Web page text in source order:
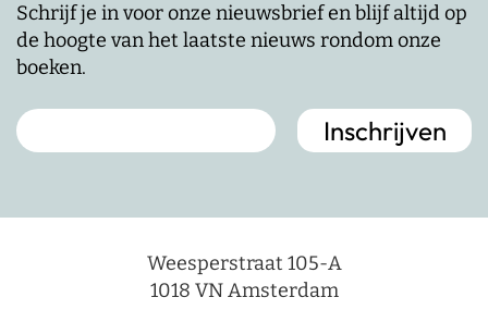
Schrijf je in voor onze nieuwsbrief en blijf altijd op
de hoogte van het laatste nieuws rondom onze
boeken.
Weesperstraat 105-A
1018 VN Amsterdam